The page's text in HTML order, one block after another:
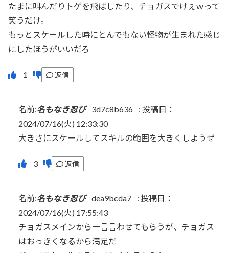
たまに叫んだりトゲを飛ばしたり、チョガスでけぇｗって
笑うだけ。
もっとスケールした時にとんでもない怪物が生まれた感じ
にしたほうがいいだろ
返信
名前:名もなき忍び 3d7c8b636 : 投稿日：
2024/07/16(火) 12:33:30
大きさにスケールしてスキルの範囲を大きくしようぜ
返信
名前:名もなき忍び dea9bcda7 : 投稿日：
2024/07/16(火) 17:55:43
チョガスメインから一言言わせてもらうが、チョガス
はおっきくなるから満足だ